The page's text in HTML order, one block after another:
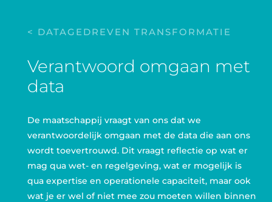
< DATAGEDREVEN TRANSFORMATIE
Verantwoord omgaan met
data
De maatschappij vraagt van ons dat we
verantwoordelijk omgaan met de data die aan ons
wordt toevertrouwd. Dit vraagt reflectie op wat er
mag qua wet- en regelgeving, wat er mogelijk is
qua expertise en operationele capaciteit, maar ook
wat je er wel of niet mee zou moeten willen binnen